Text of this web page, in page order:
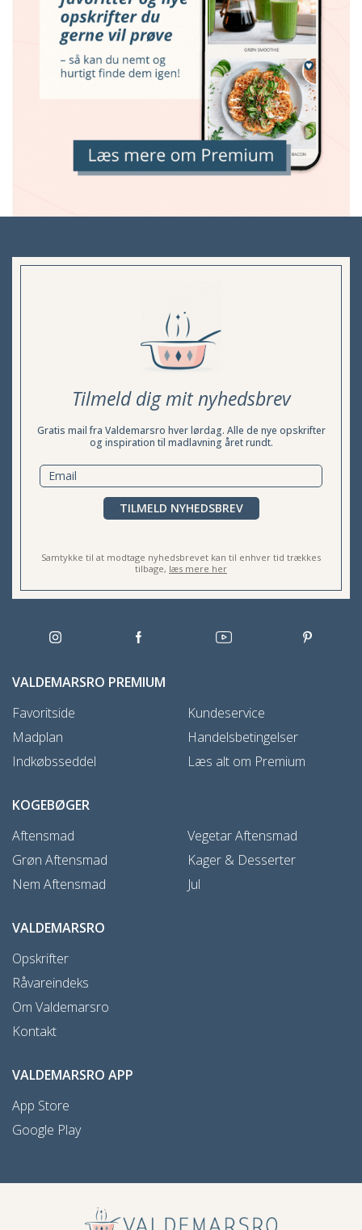
Tilmeld dig mit nyhedsbrev
Gratis mail fra Valdemarsro hver lørdag. Alle de nye opskrifter
og inspiration til madlavning året rundt.
TILMELD NYHEDSBREV
Samtykke til at modtage nyhedsbrevet kan til enhver tid trækkes
tilbage, læs mere her
VALDEMARSRO PREMIUM
Favoritside
Madplan
Indkøbsseddel
Kundeservice
Handelsbetingelser
Læs alt om Premium
KOGEBØGER
Aftensmad
Grøn Aftensmad
Nem Aftensmad
Vegetar Aftensmad
Kager & Desserter
Jul
VALDEMARSRO
Opskrifter
Råvareindeks
Om Valdemarsro
Kontakt
VALDEMARSRO APP
App Store
Google Play